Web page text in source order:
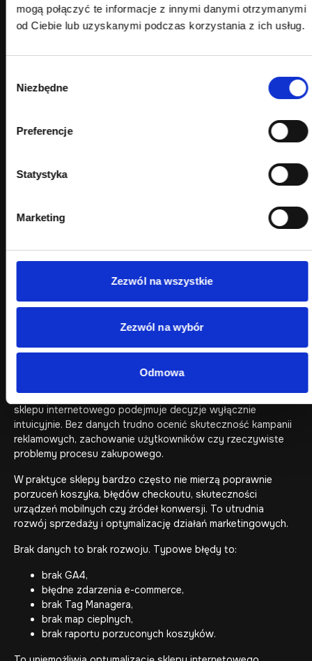
mogą połączyć te informacje z innymi danymi otrzymanymi
od Ciebie lub uzyskanymi podczas korzystania z ich usług.
zgody
Niezbędne
Preferencje
Statystyka
Marketing
Zezwól na wszystkie
Zezwól na wybór
Odmowa
analitycznych.
kopiowanymi treściami od producenta,
Konwersja w takiej sytuacji spada od razu.
Brak analityki lub niepoprawna
Brak poprawnie wdrożonej analityki sprawia, że właściciel
sklepu internetowego podejmuje decyzje wyłącznie
intuicyjnie. Bez danych trudno ocenić skuteczność kampanii
reklamowych, zachowanie użytkowników czy rzeczywiste
problemy procesu zakupowego.
W praktyce sklepy bardzo często nie mierzą poprawnie
porzuceń koszyka, błędów checkoutu, skuteczności
urządzeń mobilnych czy źródeł konwersji. To utrudnia
rozwój sprzedaży i optymalizację działań marketingowych.
Brak danych to brak rozwoju. Typowe błędy to:
brak GA4,
błędne zdarzenia e-commerce,
brak Tag Managera,
brak map cieplnych,
brak raportu porzuconych koszyków.